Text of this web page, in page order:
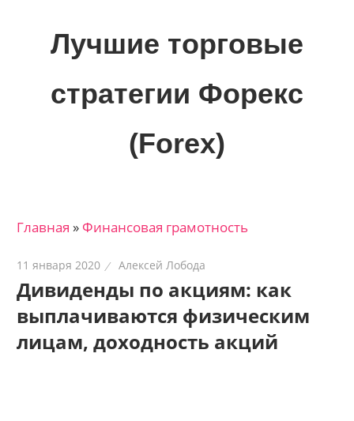
Лучшие торговые
стратегии Форекс
(Forex)
трейдеров
финансовых
рынках:
стратегии,
новости…
Главная » Финансовая грамотность
11 января 2020 Алексей Лобода
Дивиденды по акциям: как
выплачиваются физическим
лицам, доходность акций